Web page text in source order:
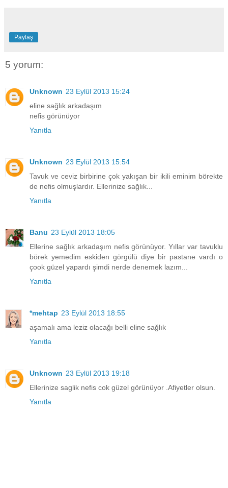
Paylaş
5 yorum:
Unknown 23 Eylül 2013 15:24
eline sağlık arkadaşım
nefis görünüyor
Yanıtla
Unknown 23 Eylül 2013 15:54
Tavuk ve ceviz birbirine çok yakışan bir ikili eminim börekte
de nefis olmuşlardır. Ellerinize sağlık...
Yanıtla
Banu 23 Eylül 2013 18:05
Ellerine sağlık arkadaşım nefis görünüyor. Yıllar var tavuklu
börek yemedim eskiden görgülü diye bir pastane vardı o
çook güzel yapardı şimdi nerde denemek lazım...
Yanıtla
*mehtap 23 Eylül 2013 18:55
aşamalı ama leziz olacağı belli eline sağlık
Yanıtla
Unknown 23 Eylül 2013 19:18
Ellerinize saglik nefis cok güzel görünüyor .Afiyetler olsun.
Yanıtla